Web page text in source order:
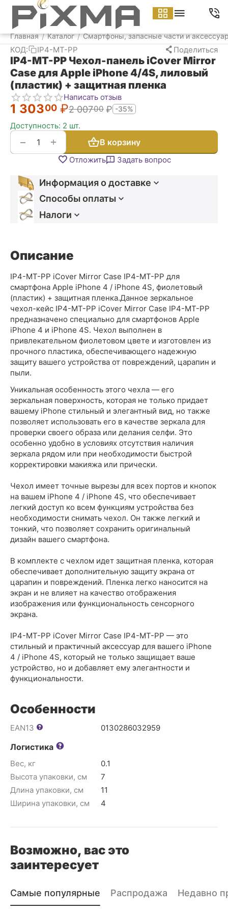
Главная / Каталог / Смартфоны, запасные части и
КОД: IP4-MT-PP Поделиться
IP4-MT-PP Чехол-панель iCover Mirror
Case для Apple iPhone 4/4S, лиловый
(пластик) + защитная пленка
Написать отзыв
1 30300 ₽2 00700 ₽ -35%
Доступность: 2 шт.
+
− В корзину
Отложить Задать вопрос
Информация о доставке
Способы оплаты
Налоги
Описание
IP4-MT-PP iCover Mirror Case IP4-MT-PP для
смартфона Apple iPhone 4 / iPhone 4S, фиолетовый
(пластик) + защитная пленка.Данное зеркальное
чехол-кейс IP4-MT-PP iCover Mirror Case IP4-MT-PP
предназначено специально для смартфонов Apple
iPhone 4 и iPhone 4S. Чехол выполнен в
привлекательном фиолетовом цвете и изготовлен из
прочного пластика, обеспечивающего надежную
защиту вашего устройства от повреждений, царапин и
пыли.
Уникальная особенность этого чехла — его
зеркальная поверхность, которая не только придает
вашему iPhone стильный и элегантный вид, но также
позволяет использовать его в качестве зеркала для
проверки своего образа или делания селфи. Это
особенно удобно в условиях отсутствия наличия
зеркала рядом или при необходимости быстрой
корректировки макияжа или прически.
Чехол имеет точные вырезы для всех портов и кнопок
на вашем iPhone 4 / iPhone 4S, что обеспечивает
легкий доступ ко всем функциям устройства без
необходимости снимать чехол. Он также легкий и
тонкий, что позволяет сохранить оригинальный
дизайн вашего смартфона.
В комплекте с чехлом идет защитная пленка, которая
обеспечивает дополнительную защиту экрана от
царапин и повреждений. Пленка легко наносится на
экран и не влияет на качество отображения
изображения или функциональность сенсорного
экрана.
IP4-MT-PP iCover Mirror Case IP4-MT-PP — это
стильный и практичный аксессуар для вашего iPhone
4 / iPhone 4S, который не только защищает ваше
устройство, но и добавляет ему элегантности и
функциональности.
Особенности
EAN13 0130286032959
Логистика
Вес, кг
0.1
Высота упаковки, см
7
Длина упаковки, см
11
Ширина упаковки, см
4
Возможно, вас это
заинтересует
Самые популярные Распродажа Недавно
Меню Найти Корзина Аккаунт